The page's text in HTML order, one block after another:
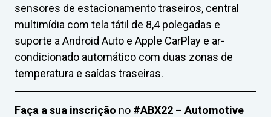
sensores de estacionamento traseiros, central
multimídia com tela tátil de 8,4 polegadas e
suporte a Android Auto e Apple CarPlay e ar-
condicionado automático com duas zonas de
temperatura e saídas traseiras.
Faça a sua inscrição no #ABX22 – Automotive